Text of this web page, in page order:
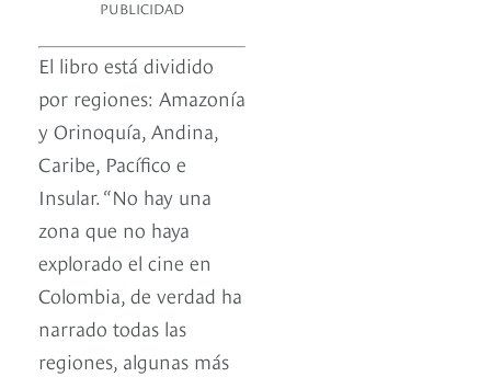
PUBLICIDAD
El libro está dividido
por regiones: Amazonía
y Orinoquía, Andina,
Caribe, Pacífico e
Insular. “No hay una
zona que no haya
explorado el cine en
Colombia, de verdad ha
narrado todas las
regiones, algunas más